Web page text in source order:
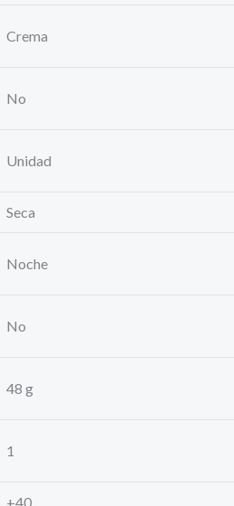
Crema
No
Unidad
Seca
Noche
No
48 g
1
+40